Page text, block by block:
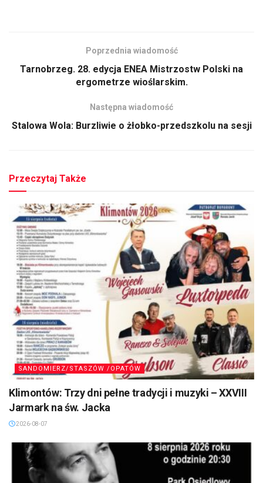
Poprzednia wiadomość
Tarnobrzeg. 28. edycja ENEA Mistrzostw Polski na
ergometrze wioślarskim.
Następna wiadomość
Stalowa Wola: Burzliwie o żłobko-przedszkolu na sesji
Przeczytaj Także
SANDOMIERZ/STASZÓW /OPATÓW
Klimontów: Trzy dni pełne tradycji i muzyki – XXVIII
Jarmark na św. Jacka
2026-08-07